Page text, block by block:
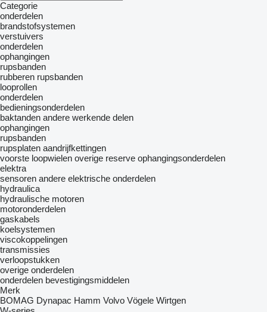
Categorie
onderdelen
brandstofsystemen
verstuivers
onderdelen
ophangingen
rupsbanden
rubberen rupsbanden
looprollen
onderdelen
bedieningsonderdelen
baktanden andere werkende delen
ophangingen
rupsbanden
rupsplaten aandrijfkettingen
voorste loopwielen overige reserve ophangingsonderdelen
elektra
sensoren andere elektrische onderdelen
hydraulica
hydraulische motoren
motoronderdelen
gaskabels
koelsystemen
viscokoppelingen
transmissies
verloopstukken
overige onderdelen
onderdelen bevestigingsmiddelen
Merk
BOMAG Dynapac Hamm Volvo Vögele Wirtgen